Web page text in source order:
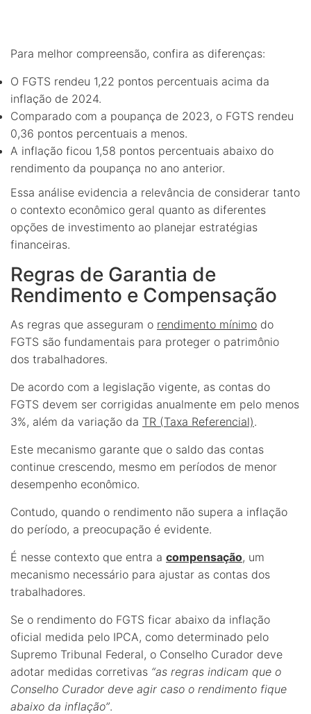
Para melhor compreensão, confira as diferenças:
O FGTS rendeu 1,22 pontos percentuais acima da
inflação de 2024.
Comparado com a poupança de 2023, o FGTS rendeu
0,36 pontos percentuais a menos.
A inflação ficou 1,58 pontos percentuais abaixo do
rendimento da poupança no ano anterior.
Essa análise evidencia a relevância de considerar tanto
o contexto econômico geral quanto as diferentes
opções de investimento ao planejar estratégias
financeiras.
Regras de Garantia de
Rendimento e Compensação
As regras que asseguram o rendimento mínimo do
FGTS são fundamentais para proteger o patrimônio
dos trabalhadores.
De acordo com a legislação vigente, as contas do
FGTS devem ser corrigidas anualmente em pelo menos
3%, além da variação da TR (Taxa Referencial).
Este mecanismo garante que o saldo das contas
continue crescendo, mesmo em períodos de menor
desempenho econômico.
Contudo, quando o rendimento não supera a inflação
do período, a preocupação é evidente.
É nesse contexto que entra a compensação, um
mecanismo necessário para ajustar as contas dos
trabalhadores.
Se o rendimento do FGTS ficar abaixo da inflação
oficial medida pelo IPCA, como determinado pelo
Supremo Tribunal Federal, o Conselho Curador deve
adotar medidas corretivas “as regras indicam que o
Conselho Curador deve agir caso o rendimento fique
abaixo da inflação”.